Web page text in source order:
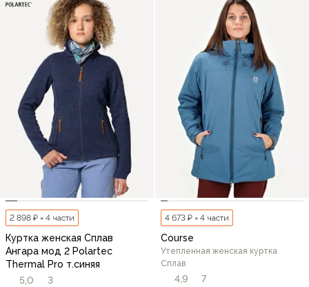
2 898 ₽ × 4 части
Куртка женская Сплав
Ангара мод 2 Polartec
Thermal Pro т.синяя
5,0
3
4 673 ₽ × 4 части
Course
Утепленная женская куртка
Сплав
4,9 7